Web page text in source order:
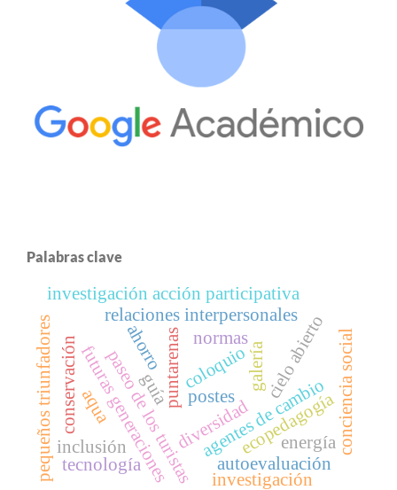
Palabras clave
galería
postes
puntarenas cielo abierto
paseo de los turistas
relaciones interpersonales
investigación acción participativa
agentes de cambio
ecopedagogía
futuras generaciones
conservación
inclusión diversidad
autoevaluación
conciencia social
coloquio
investigación
pequeños triunfadores normas
tecnología
energía
ahorro
guía
aqua